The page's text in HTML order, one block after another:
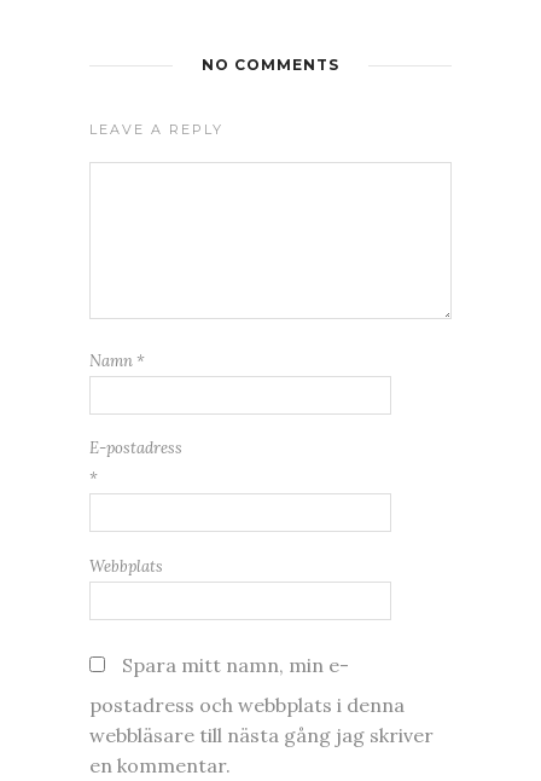
NO COMMENTS
LEAVE A REPLY
Namn *
E-postadress
*
Webbplats
Spara mitt namn, min e-
postadress och webbplats i denna
webbläsare till nästa gång jag skriver
en kommentar.